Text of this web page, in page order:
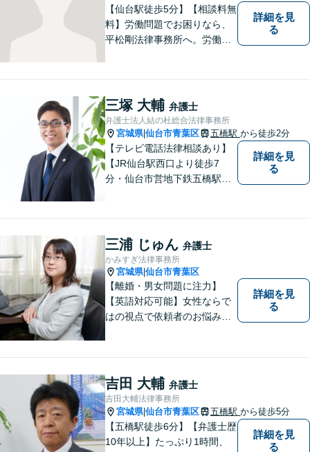
【仙台駅徒歩5分】【相談料無
料】労働問題でお困りなら、
平松剛法律事務所へ。労働者
たる事件も、受任可能です。
お気軽にご相談ください。
詳細を見
る
三塚 大輔 弁護士
弁護士法人結の杜総合法律事務所
宮城県|仙台市青葉区 五橋駅 から徒歩2分
【テレビ電話法律相談あり】
【JR仙台駅西口より徒歩7
分・仙台市営地下鉄五橋駅北4
間・土曜相談あり】【明るく
キレイな完全個室相談室】
詳細を見
る
三浦 じゅん 弁護士
かみすぎ法律事務所
宮城県|仙台市青葉区
【離婚・男女問題に注力】
【英語対応可能】女性ならで
はの視点で依頼者のお悩みに
男女問題やセクハラ事件など
のお困り事がございました
ら、お気軽にご相談くださ
い。
詳細を見
る
吉田 大輔 弁護士
吉田大輔法律事務所
宮城県|仙台市青葉区 五橋駅 から徒歩5分
【五橋駅徒歩6分】【弁護士歴
10年以上】たっぷり1時間、
詳細を見
る